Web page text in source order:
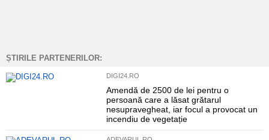
ȘTIRILE PARTENERILOR:
DIGI24.RO
Amendă de 2500 de lei pentru o
persoană care a lăsat grătarul
nesupravegheat, iar focul a provocat un
incendiu de vegetație